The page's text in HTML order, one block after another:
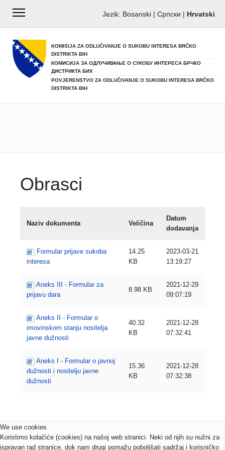
Jezik: Bosanski| Српски | Hrvatski
KOMISIJA ZA ODLUČIVANJE O SUKOBU INTERESA BRČKO
DISTRIKTA BIH
КОМИСИЈА ЗА ОДЛУЧИВАЊЕ О СУКОБУ ИНТЕРЕСА БРЧКО
ДИСТРИКТА БИХ
POVJERENSTVO ZA ODLUČIVANJE O SUKOBU INTERESA BRČKO
DISTRIKTA BIH
Obrasci
Naziv dokumenta Veličina
Datum
dodavanja
Formular prijave sukoba
interesa
14.25
KB
2023-03-21
13:19:27
Aneks III - Formular za
prijavu dara
8.98 KB
2021-12-29
09:07:19
Aneks II - Formular o
imovinskom stanju nositelja
javne dužnosti
40.32
KB
2021-12-28
07:32:41
Aneks I - Formular o javnoj
dužnosti i nositelju javne
dužnosti
15.36
KB
2021-12-28
07:32:38
We use cookies
Koristimo kolačiće (cookies) na našoj web stranici. Neki od njih su nužni za
ispravan rad stranice, dok nam drugi pomažu poboljšati sadržaj i korisničko